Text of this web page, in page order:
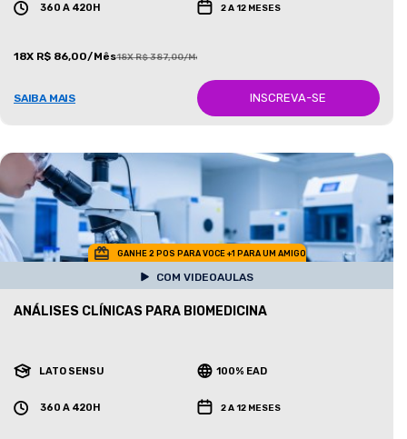
360 A 420H 2 A 12 MESES
18X R$ 86,00/Mês18X R$ 387,00/Mês
SAIBA MAIS INSCREVA-SE
GANHE 2 POS PARA VOCE +1 PARA UM AMIGO
COM VIDEOAULAS
ANÁLISES CLÍNICAS PARA BIOMEDICINA
LATO SENSU 100% EAD
360 A 420H 2 A 12 MESES